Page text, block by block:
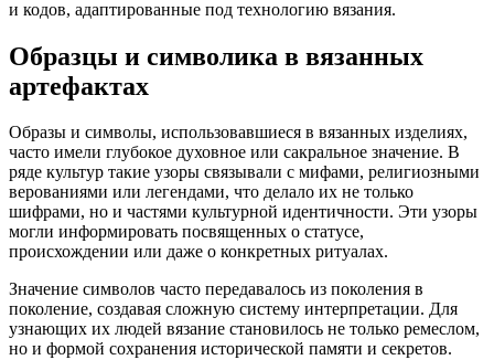
и кодов, адаптированные под технологию вязания.
Образцы и символика в вязанных
артефактах
Образы и символы, использовавшиеся в вязанных изделиях,
часто имели глубокое духовное или сакральное значение. В
ряде культур такие узоры связывали с мифами, религиозными
верованиями или легендами, что делало их не только
шифрами, но и частями культурной идентичности. Эти узоры
могли информировать посвященных о статусе,
происхождении или даже о конкретных ритуалах.
Значение символов часто передавалось из поколения в
поколение, создавая сложную систему интерпретации. Для
узнающих их людей вязание становилось не только ремеслом,
но и формой сохранения исторической памяти и секретов.